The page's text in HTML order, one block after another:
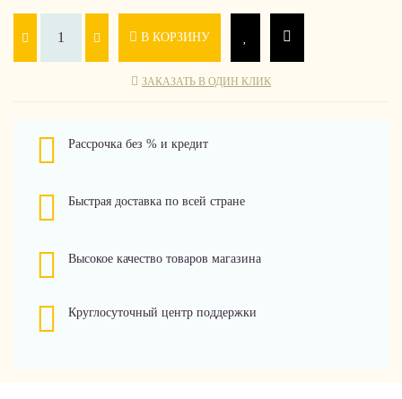
В КОРЗИНУ
ЗАКАЗАТЬ В ОДИН КЛИК
Рассрочка без % и кредит
Быстрая доставка по всей стране
Высокое качество товаров магазина
Круглосуточный центр поддержки